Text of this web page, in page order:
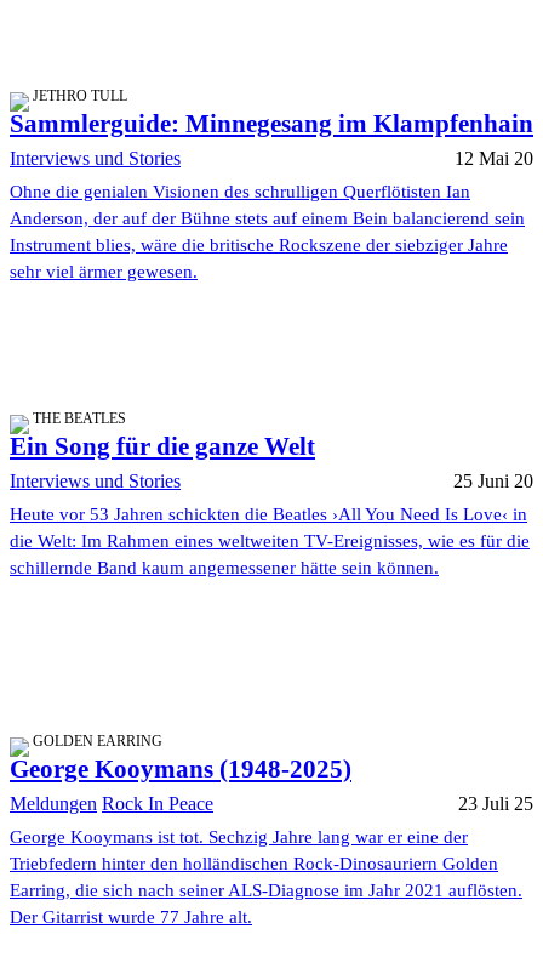
JETHRO TULL
Sammlerguide: Minnegesang im Klampfenhain
Interviews und Stories 12 Mai 20
Ohne die genialen Visionen des schrulligen Querflötisten Ian
Anderson, der auf der Bühne stets auf einem Bein balancierend sein
Instrument blies, wäre die britische Rockszene der siebziger Jahre
sehr viel ärmer gewesen.
THE BEATLES
Ein Song für die ganze Welt
Interviews und Stories 25 Juni 20
Heute vor 53 Jahren schickten die Beatles ›All You Need Is Love‹ in
die Welt: Im Rahmen eines weltweiten TV-Ereignisses, wie es für die
schillernde Band kaum angemessener hätte sein können.
GOLDEN EARRING
George Kooymans (1948-2025)
Meldungen Rock In Peace 23 Juli 25
George Kooymans ist tot. Sechzig Jahre lang war er eine der
Triebfedern hinter den holländischen Rock-Dinosauriern Golden
Earring, die sich nach seiner ALS-Diagnose im Jahr 2021 auflösten.
Der Gitarrist wurde 77 Jahre alt.